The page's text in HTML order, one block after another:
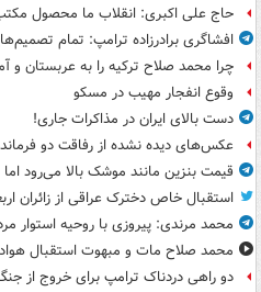
حاج علی اکبری: انقلاب ما محصول
افشاگری برادرزاده ترامپ: تمام
چرا محمد صلاح ترکیه را به عربستان و
وقوع انفجار مهیب در مسکو
دست بالای ایران در مذاکرات جاری!
عکس‌های دیده نشده از رفاقت دو
قیمت بنزین مانند موشک بالا می‌رود اما
استقبال خاص دخترک عراقی از زائران
محمد مرندی: پیروزی با روحیه استوار
محمد صلاح مات و مبهوت استقبال
دو راهی دردناک ترامپ برای خروج از